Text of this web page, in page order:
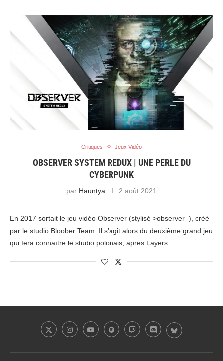
Critiques Jeux Vidéo
OBSERVER SYSTEM REDUX | UNE PERLE DU
CYBERPUNK
par Hauntya 2 août 2021
En 2017 sortait le jeu vidéo Observer (stylisé >observer_), créé
par le studio Bloober Team. Il s’agit alors du deuxième grand jeu
qui fera connaître le studio polonais, après Layers…